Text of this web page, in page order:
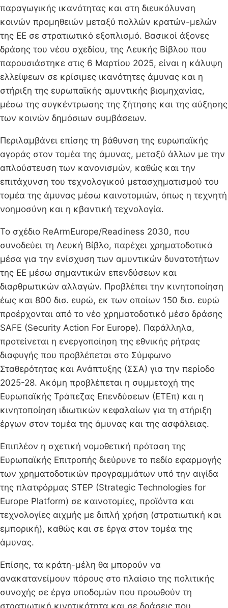
παραγωγικής ικανότητας και στη διευκόλυνση
κοινών προμηθειών μεταξύ πολλών κρατών-μελών
της ΕΕ σε στρατιωτικό εξοπλισμό. Βασικοί άξονες
δράσης του νέου σχεδίου, της Λευκής Βίβλου που
παρουσιάστηκε στις 6 Μαρτίου 2025, είναι η κάλυψη
ελλείψεων σε κρίσιμες ικανότητες άμυνας και η
στήριξη της ευρωπαϊκής αμυντικής βιομηχανίας,
μέσω της συγκέντρωσης της ζήτησης και της αύξησης
των κοινών δημόσιων συμβάσεων.
Περιλαμβάνει επίσης τη βάθυνση της ευρωπαϊκής
αγοράς στον τομέα της άμυνας, μεταξύ άλλων με την
απλούστευση των κανονισμών, καθώς και την
επιτάχυνση του τεχνολογικού μετασχηματισμού του
τομέα της άμυνας μέσω καινοτομιών, όπως η τεχνητή
νοημοσύνη και η κβαντική τεχνολογία.
Το σχέδιο ReArmEurope/Readiness 2030, που
συνοδεύει τη Λευκή Βίβλο, παρέχει χρηματοδοτικά
μέσα για την ενίσχυση των αμυντικών δυνατοτήτων
της ΕΕ μέσω σημαντικών επενδύσεων και
διαρθρωτικών αλλαγών. Προβλέπει την κινητοποίηση
έως και 800 δισ. ευρώ, εκ των οποίων 150 δισ. ευρώ
προέρχονται από το νέο χρηματοδοτικό μέσο δράσης
SAFE (Security Action For Europe). Παράλληλα,
προτείνεται η ενεργοποίηση της εθνικής ρήτρας
διαφυγής που προβλέπεται στο Σύμφωνο
Σταθερότητας και Ανάπτυξης (ΣΣΑ) για την περίοδο
2025-28. Ακόμη προβλέπεται η συμμετοχή της
Ευρωπαϊκής Τράπεζας Επενδύσεων (ΕΤΕπ) και η
κινητοποίηση ιδιωτικών κεφαλαίων για τη στήριξη
έργων στον τομέα της άμυνας και της ασφάλειας.
Επιπλέον η σχετική νομοθετική πρόταση της
Ευρωπαϊκής Επιτροπής διεύρυνε το πεδίο εφαρμογής
των χρηματοδοτικών προγραμμάτων υπό την αιγίδα
της πλατφόρμας STEP (Strategic Technologies for
Europe Platform) σε καινοτομίες, προϊόντα και
τεχνολογίες αιχμής με διπλή χρήση (στρατιωτική και
εμπορική), καθώς και σε έργα στον τομέα της
άμυνας.
Επίσης, τα κράτη-μέλη θα μπορούν να
ανακατανείμουν πόρους στο πλαίσιο της πολιτικής
συνοχής σε έργα υποδομών που προωθούν τη
στρατιωτική κινητικότητα και σε δράσεις που